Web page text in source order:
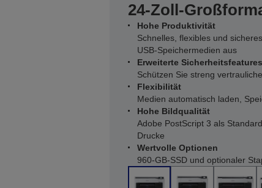
24-Zoll-
Hohe Produktivität
Schnelles, flexibles und
USB-Speichermedien aus
Erweiterte Sicherheitsfeatures
Schützen Sie streng
Flexibilität
Medien automatisch laden,
Hohe Bildqualität
Adobe PostScript 3 als
Drucke
Wertvolle Optionen
960-GB-SSD und optionaler